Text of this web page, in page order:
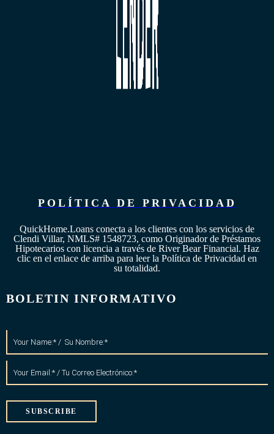
POLÍTICA DE PRIVACIDAD
QuickHome.Loans conecta a los clientes con los servicios de
Clendi Villar, NMLS# 1548723, como Originador de Préstamos
Hipotecarios con licencia a través de River Bear Financial. Haz
clic en el enlace de arriba para leer la Política de Privacidad en
su totalidad.
BOLETIN INFORMATIVO
SUBSCRIBE